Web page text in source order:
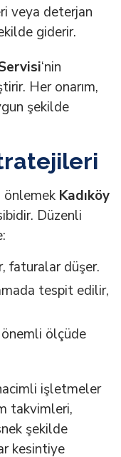
veya deterjan
giderir.
‘nin
Her onarım,
şekilde
önlemek Kadıköy
Düzenli
faturalar düşer.
tespit edilir,
önemli ölçüde
işletmeler
takvimleri,
şekilde
kesintiye